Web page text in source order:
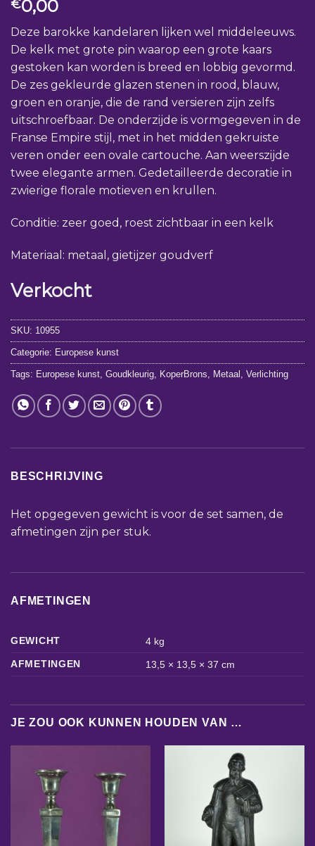
€0,00
Deze barokke kandelaren lijken wel middeleeuws.
De kelk met grote pin waarop een grote kaars
gestoken kan worden is breed en lobbig gevormd.
De zes gekleurde glazen stenen in rood, blauw,
groen en oranje, die de rand versieren zijn zelfs
uitschroefbaar. De onderzijde is vormgegeven in de
Franse Empire stijl, met in het midden gekruiste
veren onder een ovale cartouche. Aan weerszijde
twee elegante armen. Gedetailleerde decoratie in
zwierige florale motieven en krullen.
Conditie: zeer goed, roest zichtbaar in een kelk
Materiaal: metaal, gietijzer goudverf
Verkocht
SKU: 10955
Categorie: Europese kunst
Tags: Europese kunst, Goudkleurig, KoperBrons, Metaal , Verlichting
BESCHRIJVING
Het opgegeven gewicht is voor de set samen, de
afmetingen zijn per stuk.
AFMETINGEN
GEWICHT
4 kg
AFMETINGEN
13,5 × 13,5 × 37 cm
JE ZOU OOK KUNNEN HOUDEN VAN …